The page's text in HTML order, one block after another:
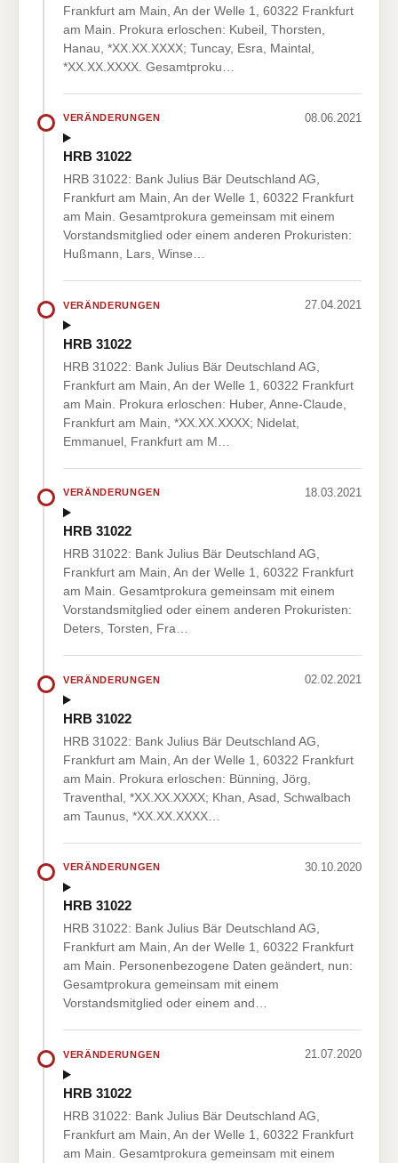
Frankfurt am Main, An der Welle 1, 60322 Frankfurt
am Main. Prokura erloschen: Kubeil, Thorsten,
Hanau, *XX.XX.XXXX; Tuncay, Esra, Maintal,
*XX.XX.XXXX. Gesamtproku…
VERÄNDERUNGEN 08.06.2021
HRB 31022
HRB 31022: Bank Julius Bär Deutschland AG,
Frankfurt am Main, An der Welle 1, 60322 Frankfurt
am Main. Gesamtprokura gemeinsam mit einem
Vorstandsmitglied oder einem anderen Prokuristen:
Hußmann, Lars, Winse…
VERÄNDERUNGEN 27.04.2021
HRB 31022
HRB 31022: Bank Julius Bär Deutschland AG,
Frankfurt am Main, An der Welle 1, 60322 Frankfurt
am Main. Prokura erloschen: Huber, Anne-Claude,
Frankfurt am Main, *XX.XX.XXXX; Nidelat,
Emmanuel, Frankfurt am M…
VERÄNDERUNGEN 18.03.2021
HRB 31022
HRB 31022: Bank Julius Bär Deutschland AG,
Frankfurt am Main, An der Welle 1, 60322 Frankfurt
am Main. Gesamtprokura gemeinsam mit einem
Vorstandsmitglied oder einem anderen Prokuristen:
Deters, Torsten, Fra…
VERÄNDERUNGEN 02.02.2021
HRB 31022
HRB 31022: Bank Julius Bär Deutschland AG,
Frankfurt am Main, An der Welle 1, 60322 Frankfurt
am Main. Prokura erloschen: Bünning, Jörg,
Traventhal, *XX.XX.XXXX; Khan, Asad, Schwalbach
am Taunus, *XX.XX.XXXX…
VERÄNDERUNGEN 30.10.2020
HRB 31022
HRB 31022: Bank Julius Bär Deutschland AG,
Frankfurt am Main, An der Welle 1, 60322 Frankfurt
am Main. Personenbezogene Daten geändert, nun:
Gesamtprokura gemeinsam mit einem
Vorstandsmitglied oder einem and…
VERÄNDERUNGEN 21.07.2020
HRB 31022
HRB 31022: Bank Julius Bär Deutschland AG,
Frankfurt am Main, An der Welle 1, 60322 Frankfurt
am Main. Gesamtprokura gemeinsam mit einem